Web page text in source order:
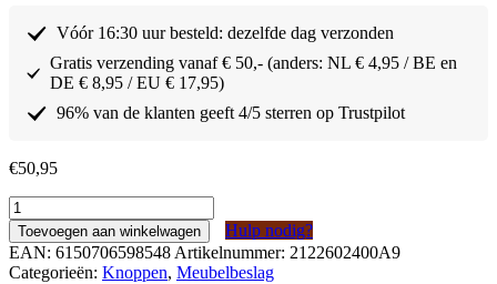
Vóór 16:30 uur besteld: dezelfde dag verzonden
Gratis verzending vanaf € 50,- (anders: NL € 4,95 / BE en
DE € 8,95 / EU € 17,95)
96% van de klanten geeft 4/5 sterren op Trustpilot
€50,95
Knop
Brons
antiek
vierkant
Toevoegen aan winkelwagen
Hulp nodig?
EAN: 6150706598548 Artikelnummer: 2122602400A9
Categorieën: Knoppen, Meubelbeslag